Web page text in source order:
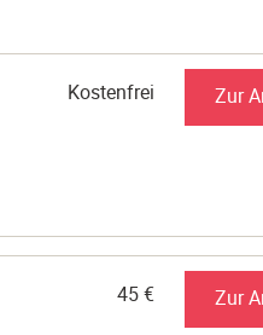
Kostenfrei Zur
45 € Zur